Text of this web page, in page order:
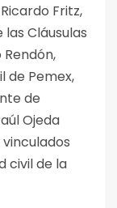
Fritz,
Cláusulas
de Pemex,
de
Ojeda
civil de la